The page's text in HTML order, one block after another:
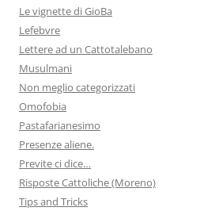
Le vignette di GioBa
Lefebvre
Lettere ad un Cattotalebano
Musulmani
Non meglio categorizzati
Omofobia
Pastafarianesimo
Presenze aliene.
Previte ci dice…
Risposte Cattoliche (Moreno)
Tips and Tricks